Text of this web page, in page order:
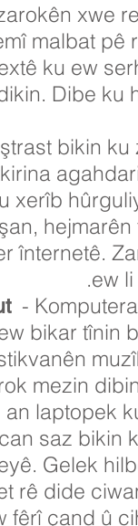
xwe
malbat pê
ku ew
Dibe ku
bikin
xerîb
înternetê.
ew
- Komputera
bikar tînin
mezin
laptopek
saz bikin
Gelek
rê dide
fêrî çand û